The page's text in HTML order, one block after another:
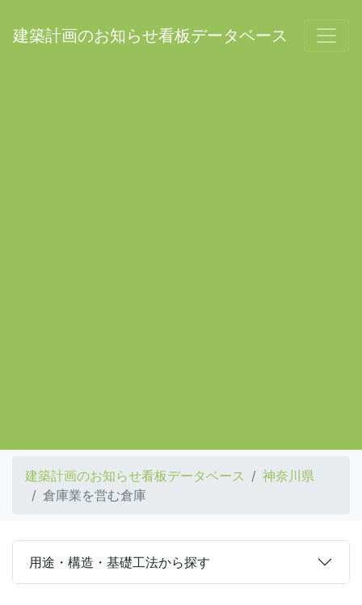
建築計画のお知らせ看板データベース
建築計画のお知らせ看板データベース
神奈川県
倉庫業を営む倉庫
用途・構造・基礎工法から探す